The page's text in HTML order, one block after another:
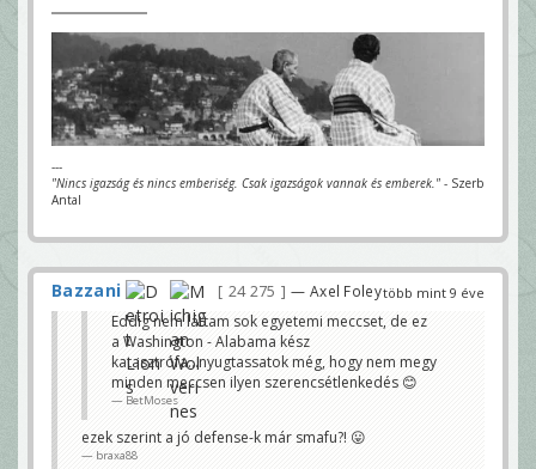
---
"Nincs igazság és nincs emberiség. Csak igazságok vannak és emberek." - Szerb
Antal
több mint 9 éve
Bazzani 24 275 — Axel Foley
Eddig nem láttam sok egyetemi meccset, de ez
a Washington - Alabama kész
katasztrófa...nyugtassatok még, hogy nem megy
minden meccsen ilyen szerencsétlenkedés 😊
BetMoses
ezek szerint a jó defense-k már smafu?! 😛
braxa88